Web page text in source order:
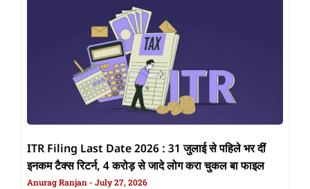
ITR Filing Last Date 2026 : 31 जुलाई से पहिले भर दीं
इनकम टैक्स रिटर्न, 4 करोड़ से जादे लोग करा चुकल बा फाइल
Anurag Ranjan July 27, 2026